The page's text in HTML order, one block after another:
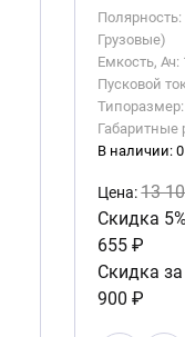
Грузовые)
Емкость, Ач:
Пусковой
Типоразмер:
Габаритные
В наличии: 0
Цена:13
Скидка
655 ₽
Скидка
900 ₽